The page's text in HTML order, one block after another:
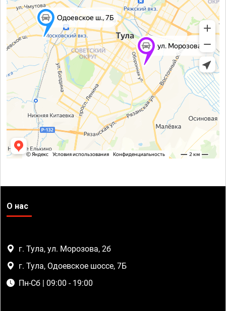
О нас
г. Тула, ул. Морозова, 2б
г. Тула, Одоевское шоссе, 7Б
Пн-Сб | 09:00 - 19:00